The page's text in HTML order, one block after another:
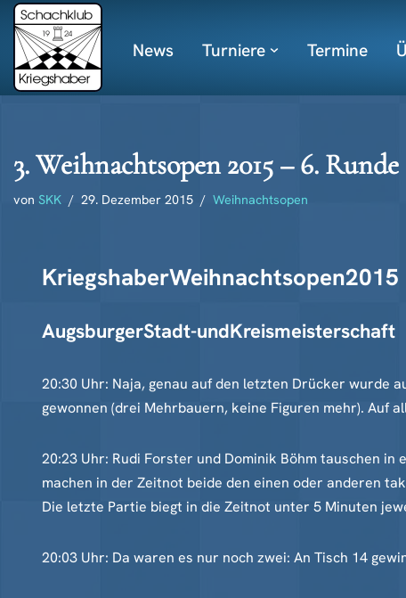
Zum
Inhalt
springen
News Turniere Termine
3. Weihnachtsopen 2015 – 6. Runde
von SKK 29. Dezember 2015 Weihnachtsopen
KriegshaberWeihnachtsopen2015
AugsburgerStadt-undKreismeisterschaft
20:30 Uhr: Naja, genau auf den letzten Drücker wurde
gewonnen (drei Mehrbauern, keine Figuren mehr). Auf
20:23 Uhr: Rudi Forster und Dominik Böhm tauschen
machen in der Zeitnot beide den einen oder anderen
Die letzte Partie biegt in die Zeitnot unter 5 Minuten
20:03 Uhr: Da waren es nur noch zwei: An Tisch 14